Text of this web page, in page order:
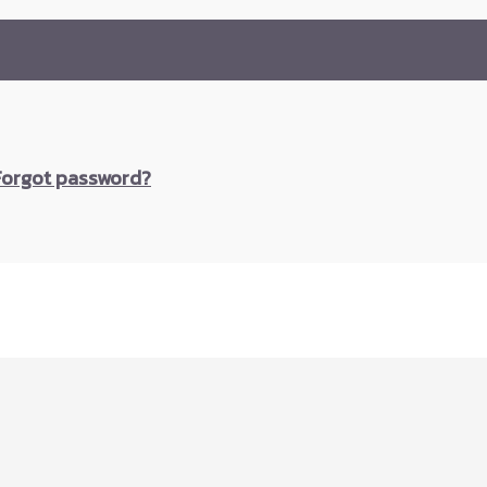
password?